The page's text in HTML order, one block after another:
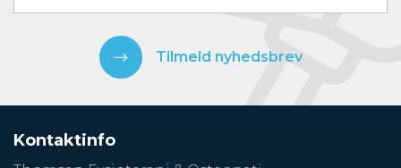
Tilmeld nyhedsbrev
Kontaktinfo